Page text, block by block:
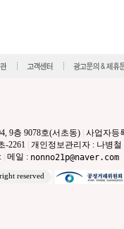
9층 9078호(서초동) 사업자등
-2261 개인정보관리자 : 나병철
메일 : nonno21p@naver.com
reserved